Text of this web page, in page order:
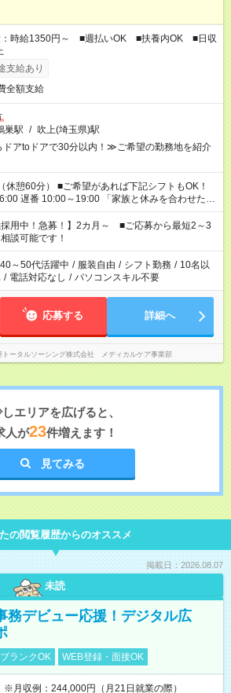
：時給1350円～ ■週払いOK ■扶養内OK ■日収
支給あり
全額支給
巣駅 / 吹上(埼玉県)駅
アtoドアで30分以内！≫ご希望の勤務地を紹介
があれば下記シフトもOK！
～19:00 「家族と休みを合わせた
持って夕飯の準備がしたい」 「できれば残業はし
ご希望を教えてくださいね。 ※Wワーク希望
のお仕事で希望する勤務時間と、もう1つのお仕事
合計で週40時間を超える場合は応募できません。
採用中！急募！】2カ月～ ■ご応募から最短2～3
談可能です！
40～50代活躍中 / 服装自由 / シフト勤務 / 10名以
/ 電話対応なし / パソコンスキル不要
応募する 詳細へ
トータルソーシング株式会社 メディカルケア事業部
しエリアを広げると、
人が23件増えます！
見てみる
の閲覧履歴からのオススメ
掲載日：2026.08.07
未読
務デビュー応援！デジタル広
ブランクOK WEB登録・面接OK
月収例：244,000円（月21日就業の際）